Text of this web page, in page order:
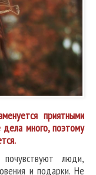
приятными
дела много, поэтому
люди,
и подарки. Не